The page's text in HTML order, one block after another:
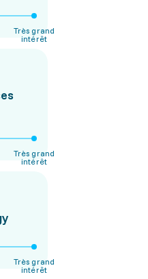
Très grand
intérêt
Très grand
intérêt
Très grand
intérêt